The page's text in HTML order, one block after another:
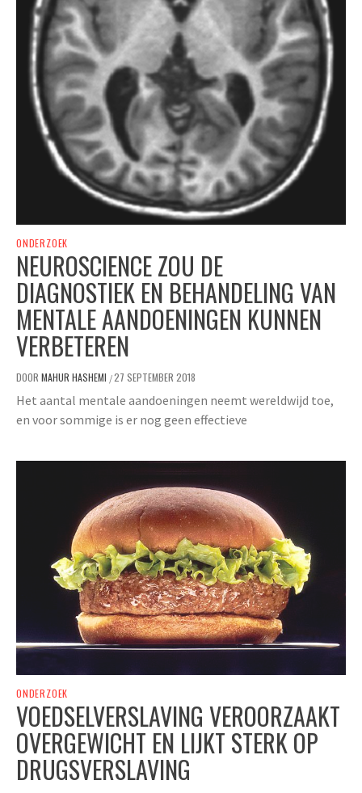
ONDERZOEK
NEUROSCIENCE ZOU DE
DIAGNOSTIEK EN BEHANDELING VAN
MENTALE AANDOENINGEN KUNNEN
VERBETEREN
DOOR MAHUR HASHEMI /27 SEPTEMBER 2018
Het aantal mentale aandoeningen neemt wereldwijd toe,
en voor sommige is er nog geen effectieve
ONDERZOEK
VOEDSELVERSLAVING VEROORZAAKT
OVERGEWICHT EN LIJKT STERK OP
DRUGSVERSLAVING